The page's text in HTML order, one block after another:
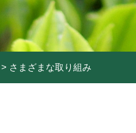
> さまざまな取り組み